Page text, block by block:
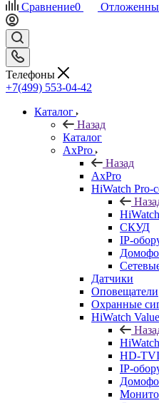
Сравнение0
Телефоны
+7(499) 553-04-42
Каталог
Назад
Каталог
AxPro
Назад
AxPro
HiWatch Pro-
CКУД
IP-
Датчики
Оповещатели
Охранные
HiWatch
HD-
IP-